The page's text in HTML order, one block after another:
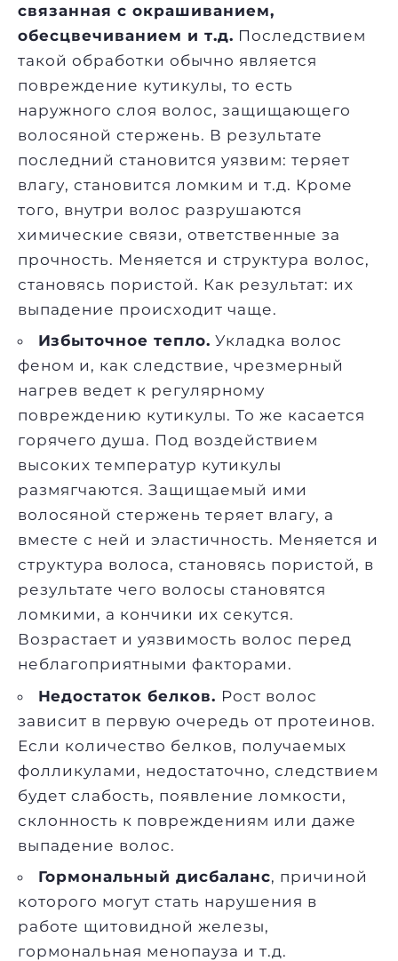
связанная с окрашиванием,
обесцвечиванием и т.д. Последствием
такой обработки обычно является
повреждение кутикулы, то есть
наружного слоя волос, защищающего
волосяной стержень. В результате
последний становится уязвим: теряет
влагу, становится ломким и т.д. Кроме
того, внутри волос разрушаются
химические связи, ответственные за
прочность. Меняется и структура волос,
становясь пористой. Как результат: их
выпадение происходит чаще.
Избыточное тепло. Укладка волос
феном и, как следствие, чрезмерный
нагрев ведет к регулярному
повреждению кутикулы. То же касается
горячего душа. Под воздействием
высоких температур кутикулы
размягчаются. Защищаемый ими
волосяной стержень теряет влагу, а
вместе с ней и эластичность. Меняется и
структура волоса, становясь пористой, в
результате чего волосы становятся
ломкими, а кончики их секутся.
Возрастает и уязвимость волос перед
неблагоприятными факторами.
Недостаток белков. Рост волос
зависит в первую очередь от протеинов.
Если количество белков, получаемых
фолликулами, недостаточно, следствием
будет слабость, появление ломкости,
склонность к повреждениям или даже
выпадение волос.
Гормональный дисбаланс, причиной
которого могут стать нарушения в
работе щитовидной железы,
гормональная менопауза и т.д.